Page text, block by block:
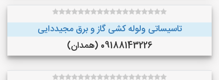
تاسیساتی ولوله کشی گاز و برق مجیددایی
09188143226 (همدان)